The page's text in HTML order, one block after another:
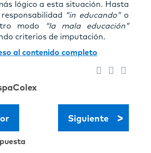
lógico a esta situación. Hasta
“in educando”o
modo
“la mala educación”
criterios de imputación.
al contenido completo
Siguiente >